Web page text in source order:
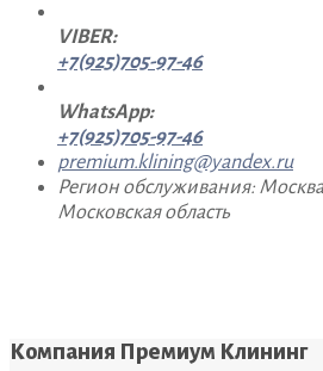
VIBER:
+7(925)705-97-46
WhatsApp:
+7(925)705-97-46
premium.klining@yandex.ru
Регион обслуживания:
Московская область
Компания Премиум Клининг